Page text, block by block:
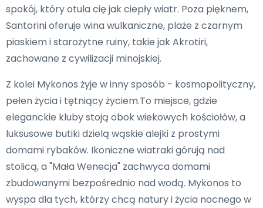
spokój, który otula cię jak ciepły wiatr. Poza pięknem,
Santorini oferuje wina wulkaniczne, plaże z czarnym
piaskiem i starożytne ruiny, takie jak Akrotiri,
zachowane z cywilizacji minojskiej.
Z kolei Mykonos żyje w inny sposób - kosmopolityczny,
pełen życia i tętniący życiem.To miejsce, gdzie
eleganckie kluby stoją obok wiekowych kościołów, a
luksusowe butiki dzielą wąskie alejki z prostymi
domami rybaków. Ikoniczne wiatraki górują nad
stolicą, a "Mała Wenecja" zachwyca domami
zbudowanymi bezpośrednio nad wodą. Mykonos to
wyspa dla tych, którzy chcą natury i życia nocnego w